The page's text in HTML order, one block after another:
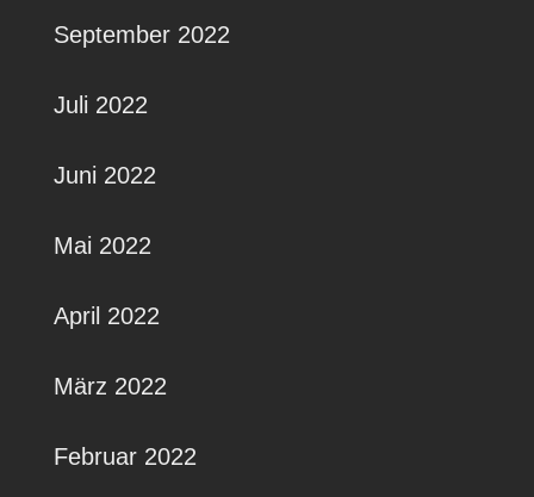
September 2022
Juli 2022
Juni 2022
Mai 2022
April 2022
März 2022
Februar 2022